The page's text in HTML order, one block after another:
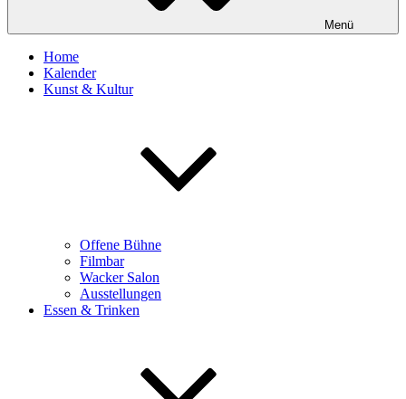
Menü
Home
Kalender
Kunst & Kultur
Offene Bühne
Filmbar
Wacker Salon
Ausstellungen
Essen & Trinken